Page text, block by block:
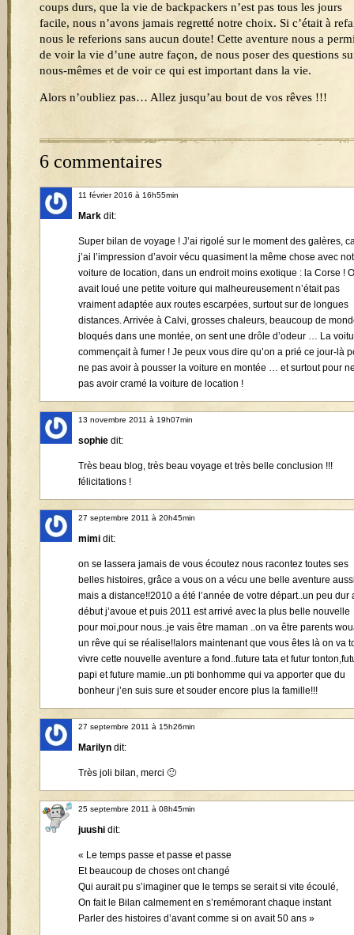
coups durs, que la vie de backpackers n’est pas tous les jours
facile, nous n’avons jamais regretté notre choix. Si c’était à
nous le referions sans aucun doute! Cette aventure nous a
de voir la vie d’une autre façon, de nous poser des questions
nous-mêmes et de voir ce qui est important dans la vie.
Alors n’oubliez pas… Allez jusqu’au bout de vos rêves !!!
6 commentaires
11 février 2016 à 16h55min
Mark dit:
Super bilan de voyage ! J’ai rigolé sur le moment des galères,
j’ai l’impression d’avoir vécu quasiment la même chose avec
voiture de location, dans un endroit moins exotique : la Corse !
avait loué une petite voiture qui malheureusement n’était pas
vraiment adaptée aux routes escarpées, surtout sur de longues
distances. Arrivée à Calvi, grosses chaleurs, beaucoup de
bloqués dans une montée, on sent une drôle d’odeur … La
commençait à fumer ! Je peux vous dire qu’on a prié ce jour-là
ne pas avoir à pousser la voiture en montée … et surtout pour
pas avoir cramé la voiture de location !
13 novembre 2011 à 19h07min
sophie dit:
Très beau blog, très beau voyage et très belle conclusion !!!
félicitations !
27 septembre 2011 à 20h45min
mimi dit:
on se lassera jamais de vous écoutez nous racontez toutes ses
belles histoires, grâce a vous on a vécu une belle aventure
mais a distance!!2010 a été l’année de votre départ..un peu dur
début j’avoue et puis 2011 est arrivé avec la plus belle nouvelle
pour moi,pour nous..je vais être maman ..on va être parents
un rêve qui se réalise!!alors maintenant que vous êtes là on va
vivre cette nouvelle aventure a fond..future tata et futur
papi et future mamie..un pti bonhomme qui va apporter que du
bonheur j’en suis sure et souder encore plus la famille!!!
27 septembre 2011 à 15h26min
Marilyn dit:
Très joli bilan, merci 🙂
25 septembre 2011 à 08h45min
juushi dit:
« Le temps passe et passe et passe
Et beaucoup de choses ont changé
Qui aurait pu s’imaginer que le temps se serait si vite écoulé,
On fait le Bilan calmement en s’remémorant chaque instant
Parler des histoires d’avant comme si on avait 50 ans »